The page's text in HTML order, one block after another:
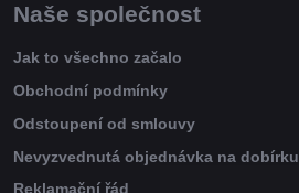
Naše společnost
Jak to všechno začalo
Obchodní podmínky
Odstoupení od smlouvy
Nevyzvednutá objednávka na dobírku
Reklamační řád